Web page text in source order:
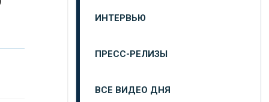
ИНТЕРВЬЮ
ПРЕСС-РЕЛИЗЫ
ВСЕ ВИДЕО ДНЯ